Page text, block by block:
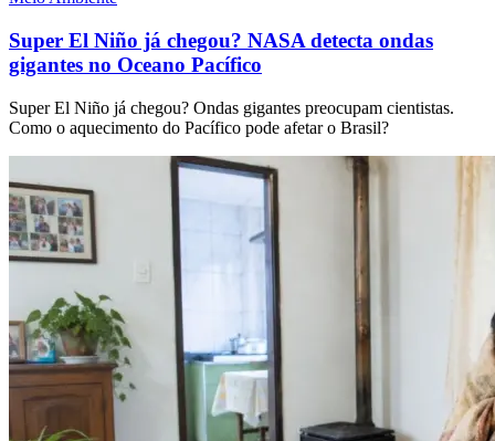
Super El Niño já chegou? NASA detecta ondas
gigantes no Oceano Pacífico
Super El Niño já chegou? Ondas gigantes preocupam cientistas.
Como o aquecimento do Pacífico pode afetar o Brasil?